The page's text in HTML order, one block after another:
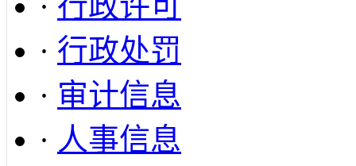
· 行政处罚
· 审计信息
· 人事信息